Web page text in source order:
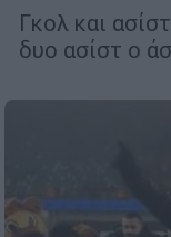
Γκολ και
δυο ασίστ ο